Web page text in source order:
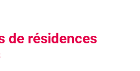
de résidences